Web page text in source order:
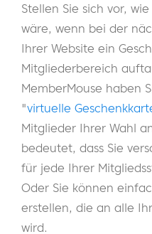
Stellen Sie sich vor,
wäre, wenn bei der
Ihrer Website ein
Mitgliederbereich
MemberMouse haben
"virtuelle
Mitglieder Ihrer Wahl
bedeutet, dass Sie
für jede Ihrer
Oder Sie können
erstellen, die an alle
wird.